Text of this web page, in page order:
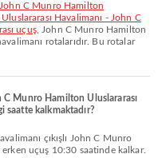
Havalimanı - John C
uçuş, John C Munro Hamilton
rotalarıdır. Bu rotalar
C Munro Hamilton Uluslararası
saatte kalkmaktadır?
erken uçuş 10:30 saatinde kalkar.